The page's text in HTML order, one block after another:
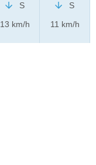
S
13 km/h
S
11 km/h